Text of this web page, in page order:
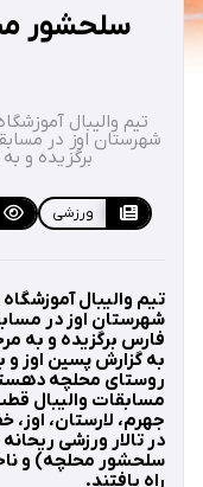
سلحشور
تیم والیبال
برگزیده و
ورزشی
تیم والیبال
فارس برگزیده و به
به گزارش پسین اوز و
روستای محلچه
جهرم، لارستان،
در تالار ورزشی
سلحشور محلچه) و
راه یافتند.